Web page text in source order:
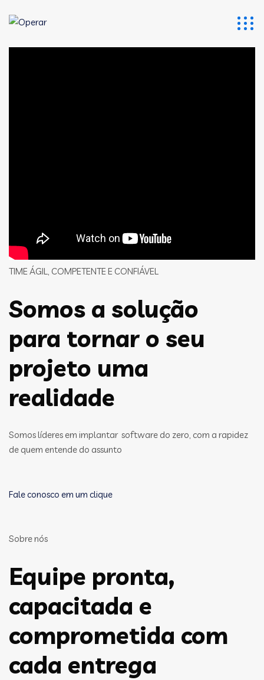
TIME ÁGIL, COMPETENTE E CONFIÁVEL
Somos a solução
para tornar o seu
projeto uma
realidade
Somos líderes em implantar software do zero, com a rapidez
de quem entende do assunto
Fale conosco em um clique
Sobre nós
Equipe pronta,
capacitada e
comprometida com
cada entrega